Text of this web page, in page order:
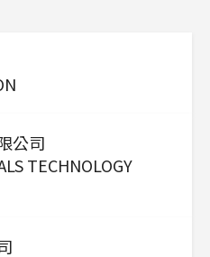
公司
TECHNOLOGY